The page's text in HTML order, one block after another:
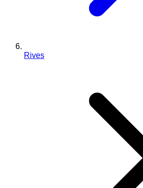
Rives